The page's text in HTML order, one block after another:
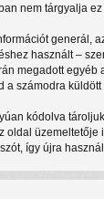
nem tárgyalja
generál,
használt –
megadott
a számodra
kódolva
oldal
így újra